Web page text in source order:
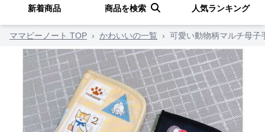
新着商品 商品を検索 人気ランキング
ママビーノート TOP › かわいいの一覧 › 可愛い動物柄マルチ母子